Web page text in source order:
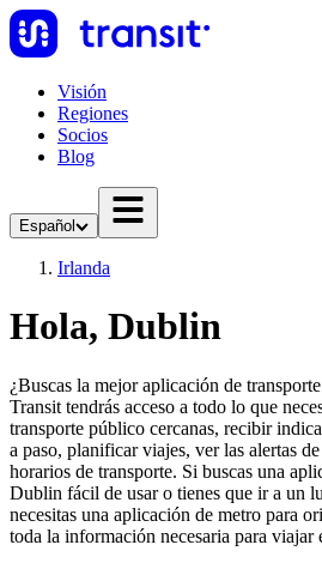
Visión
Regiones
Socios
Blog
Español
Irlanda
Hola, Dublin
¿Buscas la mejor aplicación de
Transit tendrás acceso a todo lo que
transporte público cercanas, recibir
a paso, planificar viajes, ver las alertas
horarios de transporte. Si buscas una
Dublin fácil de usar o tienes que ir a un
necesitas una aplicación de metro para
toda la información necesaria para viajar